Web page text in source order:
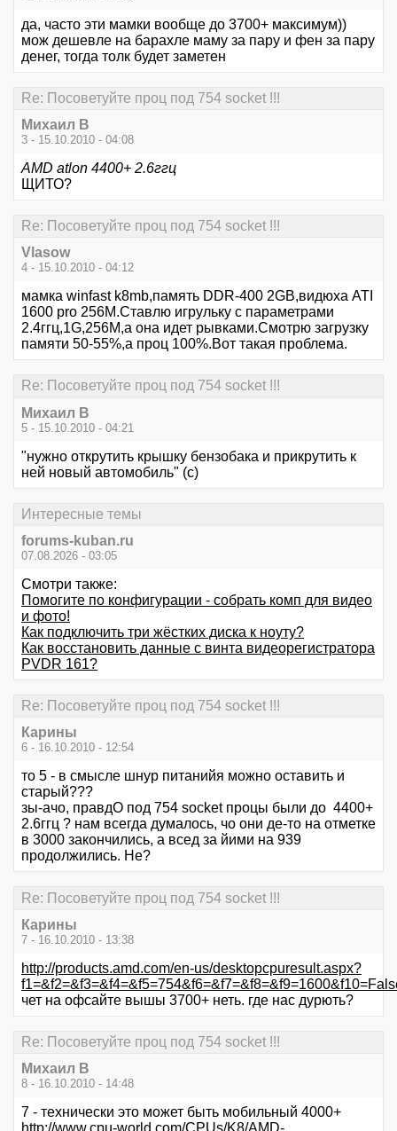
да, часто эти мамки вообще до 3700+ максимум))
мож дешевле на барахле маму за пару и фен за пару
денег, тогда толк будет заметен
Re: Посоветуйте проц под 754 socket !!!
Михаил В
3 - 15.10.2010 - 04:08
AMD atlon 4400+ 2.6ггц
ЩИТО?
Re: Посоветуйте проц под 754 socket !!!
Vlasow
4 - 15.10.2010 - 04:12
мамка winfast k8mb,память DDR-400 2GB,видюха ATI
1600 pro 256M.Ставлю игрульку с параметрами
2.4ггц,1G,256M,а она идет рывками.Смотрю загрузку
памяти 50-55%,а проц 100%.Вот такая проблема.
Re: Посоветуйте проц под 754 socket !!!
Михаил В
5 - 15.10.2010 - 04:21
"нужно открутить крышку бензобака и прикрутить к
ней новый автомобиль" (с)
Интересные темы
forums-kuban.ru
07.08.2026 - 03:05
Смотри также:
Помогите по конфигурации - собрать комп для видео
и фото!
Как подключить три жёстких диска к ноуту?
Как восстановить данные с винта видеорегистратора
PVDR 161?
Re: Посоветуйте проц под 754 socket !!!
Карины
6 - 16.10.2010 - 12:54
то 5 - в смысле шнур питанийя можно оставить и
старый???
зы-ачо, правдО под 754 socket процы были до 4400+
2.6ггц ? нам всегда думалось, чо они де-то на отметке
в 3000 закончились, а всед за йими на 939
продолжились. Не?
Re: Посоветуйте проц под 754 socket !!!
Карины
7 - 16.10.2010 - 13:38
http://products.amd.com/en-us/desktopcpuresult.aspx?
чет на офсайте вышы 3700+ неть. где нас дурють?
Re: Посоветуйте проц под 754 socket !!!
Михаил В
8 - 16.10.2010 - 14:48
7 - технически это может быть мобильный 4000+